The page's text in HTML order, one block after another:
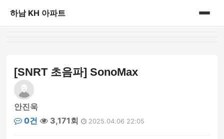
하남 KH 아파트
[SNRT 초음파] SonoMax
안진욱
0건
3,171회 2025.04.06 22:05